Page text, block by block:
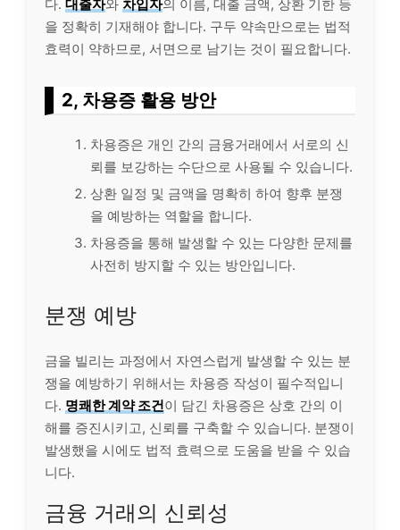
다. 대출자와 차입자의 이름, 대출 금액, 상환 기한 등
을 정확히 기재해야 합니다. 구두 약속만으로는 법적
효력이 약하므로, 서면으로 남기는 것이 필요합니다.
2, 차용증 활용 방안
차용증은 개인 간의 금융거래에서 서로의 신
뢰를 보강하는 수단으로 사용될 수 있습니다.
상환 일정 및 금액을 명확히 하여 향후 분쟁
을 예방하는 역할을 합니다.
차용증을 통해 발생할 수 있는 다양한 문제를
사전히 방지할 수 있는 방안입니다.
분쟁 예방
금을 빌리는 과정에서 자연스럽게 발생할 수 있는 분
쟁을 예방하기 위해서는 차용증 작성이 필수적입니
다. 명쾌한 계약 조건이 담긴 차용증은 상호 간의 이
해를 증진시키고, 신뢰를 구축할 수 있습니다. 분쟁이
발생했을 시에도 법적 효력으로 도움을 받을 수 있습
니다.
금융 거래의 신뢰성